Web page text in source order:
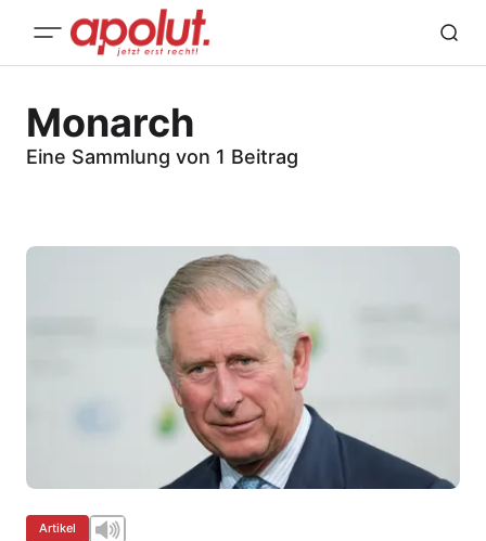
Monarch
Eine Sammlung von 1 Beitrag
Artikel